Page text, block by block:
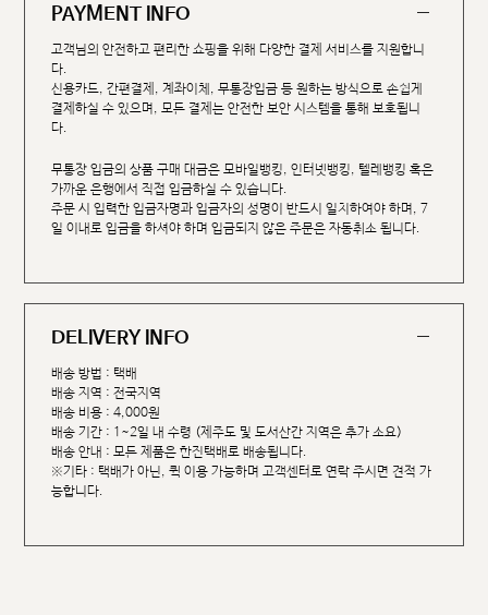
PAYMENT INFO
고객님의 안전하고 편리한 쇼핑을 위해 다양한 결제 서비스를 지원합니
다.
신용카드, 간편결제, 계좌이체, 무통장입금 등 원하는 방식으로 손쉽게
결제하실 수 있으며, 모든 결제는 안전한 보안 시스템을 통해 보호됩니
다.
무통장 입금의 상품 구매 대금은 모바일뱅킹, 인터넷뱅킹, 텔레뱅킹 혹은
가까운 은행에서 직접 입금하실 수 있습니다.
주문 시 입력한 입금자명과 입금자의 성명이 반드시 일치하여야 하며, 7
일 이내로 입금을 하셔야 하며 입금되지 않은 주문은 자동취소 됩니다.
DELIVERY INFO
배송 방법 : 택배
배송 지역 : 전국지역
배송 비용 : 4,000원
배송 기간 : 1~2일 내 수령 (제주도 및 도서산간 지역은 추가 소요)
배송 안내 : 모든 제품은 한진택배로 배송됩니다.
※기타 : 택배가 아닌, 퀵 이용 가능하며 고객센터로 연락 주시면 견적 가
능합니다.